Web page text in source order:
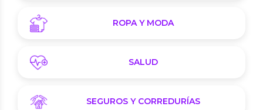
ROPA Y MODA
SALUD
SEGUROS Y CORREDURÍAS